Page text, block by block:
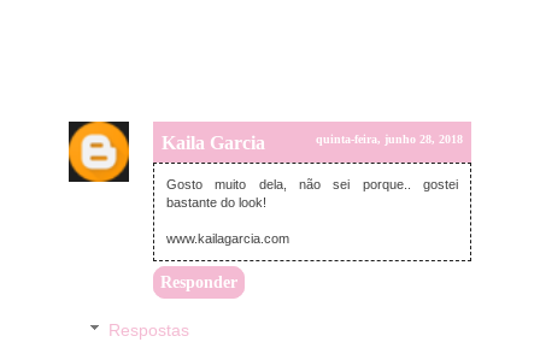
Kaila Garcia quinta-feira, junho 28, 2018
Gosto muito dela, não sei porque.. gostei
bastante do look!
www.kailagarcia.com
Responder
Respostas